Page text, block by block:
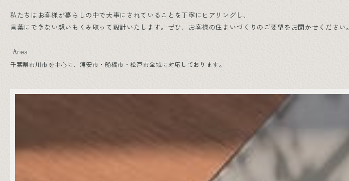
私たちはお客様が暮らしの中で大事にされていることを丁寧にヒアリングし、
言葉にできない想いもくみ取って設計いたします。ぜひ、お客様の住まいづくりのご要望をお聞かせください。
Area
千葉県市川市を中心に、浦安市・船橋市・松戸市全域に対応しております。